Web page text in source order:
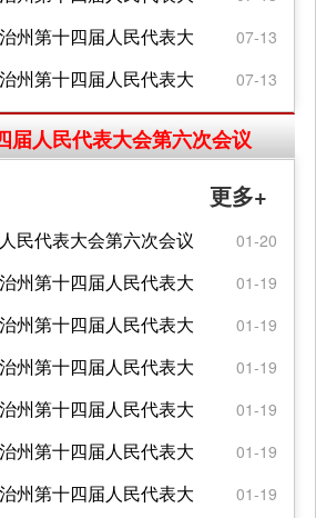
州第十四届人民代表大
07-13
州第十四届人民代表大
主任委员名单
07-13
届人民代表大会第六次会议
更多+
民代表大会第六次会议
01-20
州第十四届人民代表大
文山州人大常委会工作
01-19
州第十四届人民代表大
文山州国民经济和社会
规划纲要的决议
01-19
州第十四届人民代表大
文山州2020年国民经济
行情况 与2021年国民经
的决议
01-19
州第十四届人民代表大
政府工作报告的决议
01-19
州第十四届人民代表大
文山州2020年地方财政
01-19
州第十四届人民代表大
01-19